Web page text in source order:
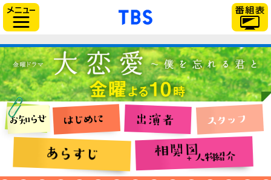
「TBSテレビ」トップページ